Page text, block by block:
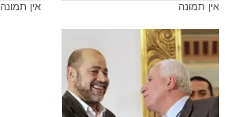
אין תמונה אין תמונה